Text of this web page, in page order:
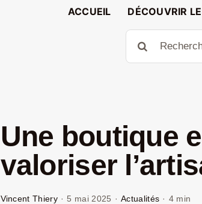
ACCUEIL DÉCOUVRIR
Rechercher:
Une boutique
valoriser
Vincent Thiery · 5 mai 2025 · Actualités · 4 min